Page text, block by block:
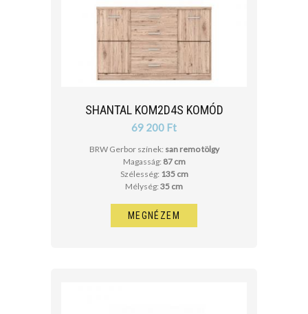
SHANTAL KOM2D4S KOMÓD
69 200 Ft
BRW Gerbor színek: san remo tölgy
Magasság: 87 cm
Szélesség: 135 cm
Mélység: 35 cm
MEGNÉZEM